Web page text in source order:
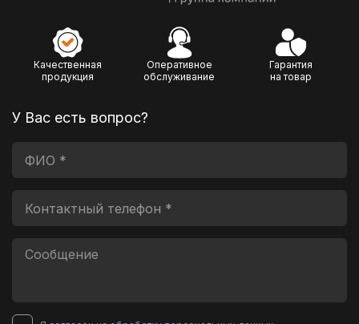
Качественная
продукция
Оперативное
обслуживание
Гарантия
на товар
У Вас есть вопрос?